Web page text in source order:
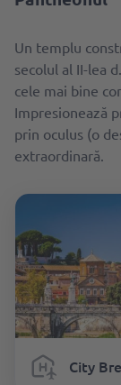
Un templu
secolul al II-lea
cele mai bine
Impresionează
prin oculus (o
extraordinară.
City